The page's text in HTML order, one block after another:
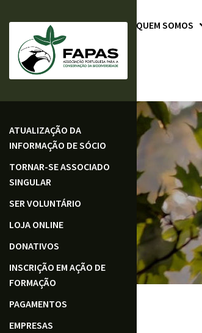
QUEM SOMOS
ATUALIZAÇÃO DA
INFORMAÇÃO DE SÓCIO
TORNAR-SE ASSOCIADO
SINGULAR
SER VOLUNTÁRIO
LOJA ONLINE
DONATIVOS
INSCRIÇÃO EM AÇÃO DE
FORMAÇÃO
PAGAMENTOS
EMPRESAS